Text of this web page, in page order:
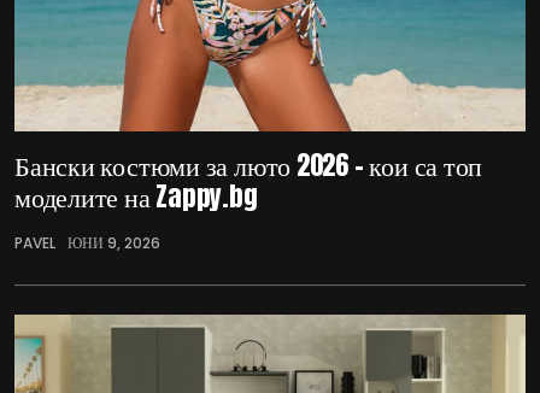
Бански костюми за люто 2026 – кои са топ
моделите на Zappy.bg
PAVEL ЮНИ 9, 2026